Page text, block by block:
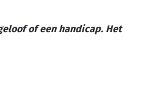
of een handicap. Het